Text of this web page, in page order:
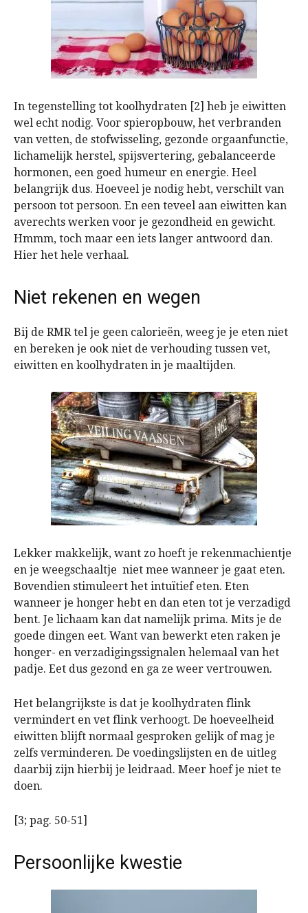
In tegenstelling tot koolhydraten [2] heb je eiwitten
wel echt nodig. Voor spieropbouw, het verbranden
van vetten, de stofwisseling, gezonde orgaanfunctie,
lichamelijk herstel, spijsvertering, gebalanceerde
hormonen, een goed humeur en energie. Heel
belangrijk dus. Hoeveel je nodig hebt, verschilt van
persoon tot persoon. En een teveel aan eiwitten kan
averechts werken voor je gezondheid en gewicht.
Hmmm, toch maar een iets langer antwoord dan.
Hier het hele verhaal.
Niet rekenen en wegen
Bij de RMR tel je geen calorieën, weeg je je eten niet
en bereken je ook niet de verhouding tussen vet,
eiwitten en koolhydraten in je maaltijden.
Lekker makkelijk, want zo hoeft je rekenmachientje
en je weegschaaltje niet mee wanneer je gaat eten.
Bovendien stimuleert het intuïtief eten. Eten
wanneer je honger hebt en dan eten tot je verzadigd
bent. Je lichaam kan dat namelijk prima. Mits je de
goede dingen eet. Want van bewerkt eten raken je
honger- en verzadigingssignalen helemaal van het
padje. Eet dus gezond en ga ze weer vertrouwen.
Het belangrijkste is dat je koolhydraten flink
vermindert en vet flink verhoogt. De hoeveelheid
eiwitten blijft normaal gesproken gelijk of mag je
zelfs verminderen. De voedingslijsten en de uitleg
daarbij zijn hierbij je leidraad. Meer hoef je niet te
doen.
[3; pag. 50-51]
Persoonlijke kwestie